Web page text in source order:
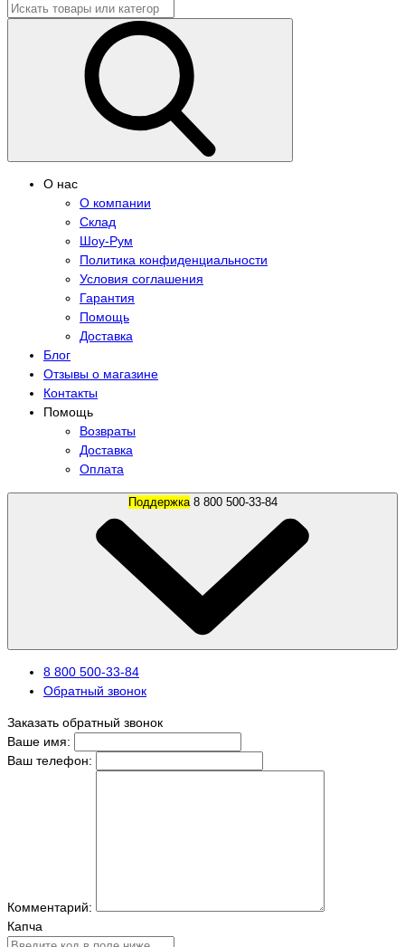
О нас
О компании
Склад
Шоу-Рум
Политика конфиденциальности
Условия соглашения
Гарантия
Помощь
Доставка
Блог
Отзывы о магазине
Контакты
Помощь
Возвраты
Доставка
Оплата
Поддержка 8 800 500-33-84
8 800 500-33-84
Обратный звонок
Заказать обратный звонок
Ваше имя:
Ваш телефон:
Комментарий:
Капча